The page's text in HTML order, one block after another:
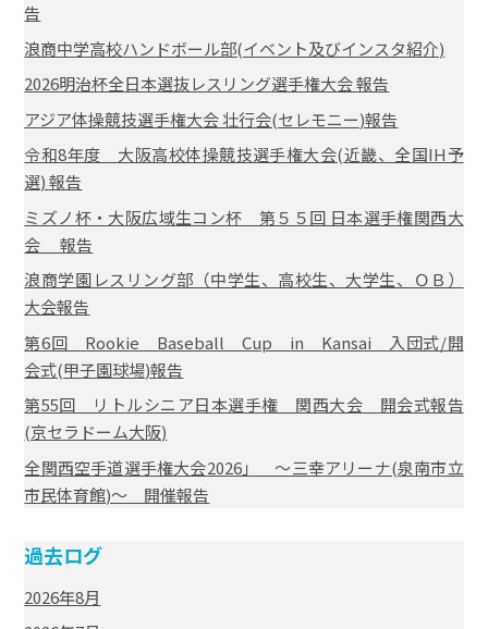
告
浪商中学高校ハンドボール部(イベント及びインスタ紹介)
2026明治杯全日本選抜レスリング選手権大会 報告
アジア体操競技選手権大会 壮行会(セレモニー)報告
令和8年度 大阪高校体操競技選手権大会(近畿、全国IH予
選) 報告
ミズノ杯・大阪広域生コン杯 第５５回 日本選手権関西大
会 報告
浪商学園レスリング部（中学生、高校生、大学生、ＯＢ）
大会報告
第6回 Rookie Baseball Cup in Kansai 入団式/開
会式(甲子園球場)報告
第55回 リトルシニア日本選手権 関西大会 開会式報告
(京セラドーム大阪)
全関西空手道選手権大会2026」 ～三幸アリーナ(泉南市立
市民体育館)～ 開催報告
過去ログ
2026年8月